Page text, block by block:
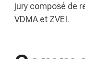
jury composé de
VDMA et ZVEI.